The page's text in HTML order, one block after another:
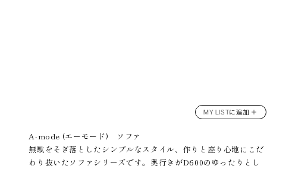
MY LISTに追加 ＋
A-mode (エーモード) ソファ
無駄をそぎ落としたシンプルなスタイル、作りと座り心地にこだ
わり抜いたソファシリーズです。奥行きがD600のゆったりとし